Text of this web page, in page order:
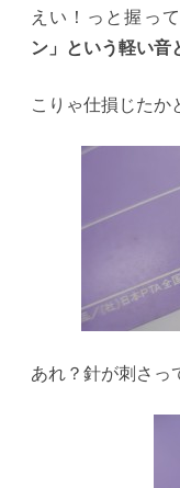
えい！っと握っ
ン」という軽い音
こりゃ仕損じたか
あれ？針が刺さっ